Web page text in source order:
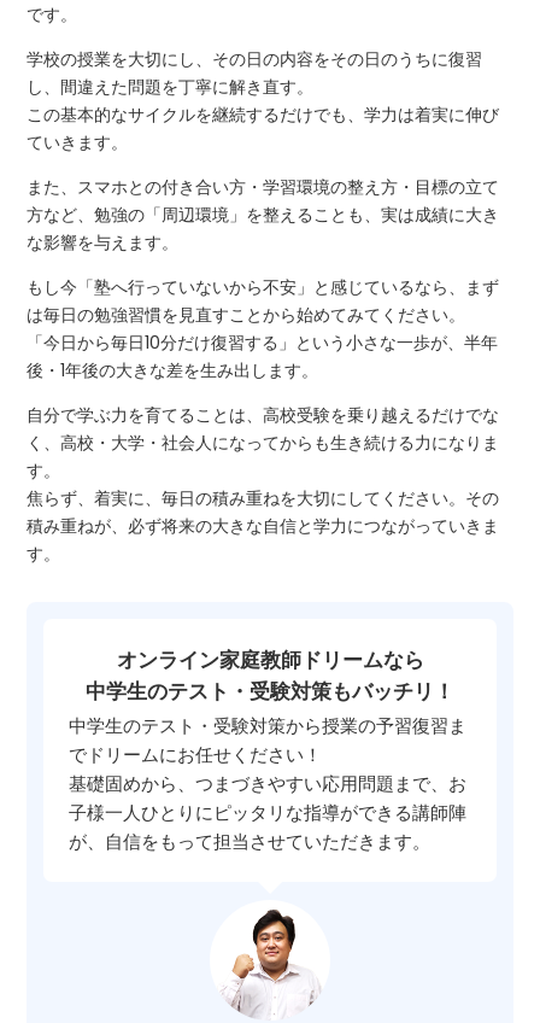
です。
学校の授業を大切にし、その日の内容をその日のうちに復習
し、間違えた問題を丁寧に解き直す。
この基本的なサイクルを継続するだけでも、学力は着実に伸び
ていきます。
また、スマホとの付き合い方・学習環境の整え方・目標の立て
方など、勉強の「周辺環境」を整えることも、実は成績に大き
な影響を与えます。
もし今「塾へ行っていないから不安」と感じているなら、まず
は毎日の勉強習慣を見直すことから始めてみてください。
「今日から毎日10分だけ復習する」という小さな一歩が、半年
後・1年後の大きな差を生み出します。
自分で学ぶ力を育てることは、高校受験を乗り越えるだけでな
く、高校・大学・社会人になってからも生き続ける力になりま
す。
焦らず、着実に、毎日の積み重ねを大切にしてください。その
積み重ねが、必ず将来の大きな自信と学力につながっていきま
す。
オンライン家庭教師ドリームなら
中学生のテスト・受験対策もバッチリ！
中学生のテスト・受験対策から授業の予習復習ま
でドリームにお任せください！
基礎固めから、つまづきやすい応用問題まで、お
子様一人ひとりにピッタリな指導ができる講師陣
が、自信をもって担当させていただきます。